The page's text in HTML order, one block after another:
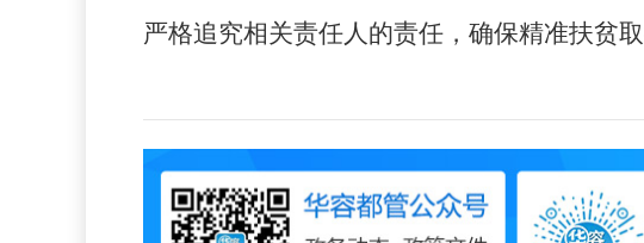
严格追究相关责任人的责任，确保精准扶贫